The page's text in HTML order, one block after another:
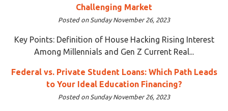
Challenging Market
Posted on Sunday November 26, 2023
Key Points: Definition of House Hacking Rising Interest
Among Millennials and Gen Z Current Real...
Federal vs. Private Student Loans: Which Path Leads
to Your Ideal Education Financing?
Posted on Sunday November 26, 2023